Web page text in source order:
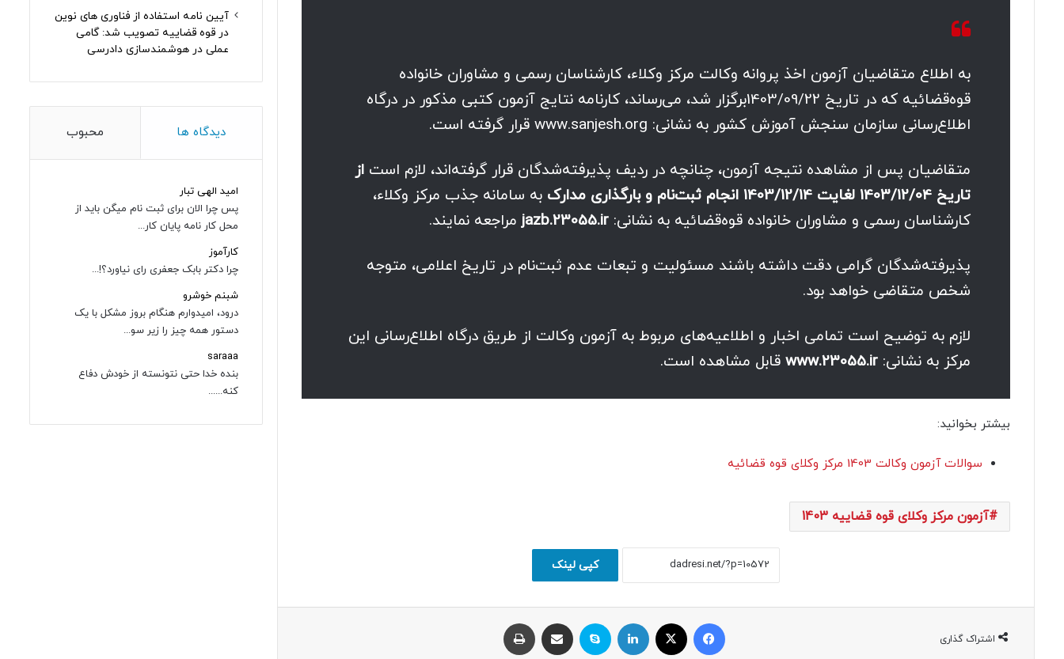
به اطلاع متقاضیان آزمون اخذ پروانه وکالت مرکز وکلاء، کارشناسان رسمی و مشاوران خانواده
قوه‌قضائیه که در تاریخ 1403/09/22برگزار شد، می‌رساند، کارنامه نتایج ‌آزمون کتبی مذکور در درگاه
اطلاع‌رسانی سازمان سنجش آموزش کشور به نشانی: www.sanjesh.org قرار گرفته است.
متقاضیان پس از مشاهده نتیجه آزمون، چنانچه در ردیف پذیرفته‌شدگان قرار گرفته‌اند، لازم است از
تاریخ 1403/12/04 لغایت 1403/12/14 انجام ثبت‌نام و بارگذاری مدارک
به سامانه جذب مرکز وکلاء،
کارشناسان رسمی و مشاوران خانواده قوه‌قضائیه به نشانی: jazb.23055.irمراجعه نمایند.
پذیرفته‌شدگان گرامی دقت داشته باشند مسئولیت و تبعات عدم ثبت‌نام در تاریخ اعلامی، متوجه
شخص متقاضی خواهد بود.
لازم به توضیح است تمامی اخبار و اطلاعیه‌های مربوط به آزمون وکالت از طریق درگاه اطلاع‌رسانی این
مرکز به نشانی: www.23055.ir قابل مشاهده است.
بیشتر بخوانید:
سوالات آزمون وکالت 1403 مرکز وکلای قوه قضائیه
آزمون مرکز وکلای قوه قضاییه 1403
کپی لینک
اشتراک گذاری
فیسبوک ایکس لینکداین اسکایپ اشتراک با ایمیل
آیین نامه استفاده از فناوری های نوین
در قوه قضاییه تصویب شد: گامی
عملی در هوشمندسازی دادرسی
دیدگاه ها محبوب
امید الهی تبار
پس چرا الان برای ثبت نام میگن باید از
محل کار نامه پایان کار...
کارآموز
چرا دکتر بابک جعفری رای نیاورد؟!...
شبنم خوشرو
درود، امیدوارم هنگام بروز مشکل با یک
دستور همه چیز را زیر سو...
saraaa
بنده خدا حتی نتونسته از خودش دفاع
کنه......